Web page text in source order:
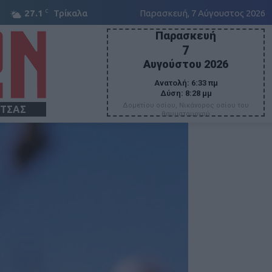
27.1 C Τρίκαλα Παρασκευή, 7 Αύγουστος 2026
Παρασκευή
7
Αυγούστου 2026
Ανατολή: 6:33 πμ
Δύση: 8:28 μμ
Δομετίου οσίου, Νικάνορος οσίου του
θαυματουργού